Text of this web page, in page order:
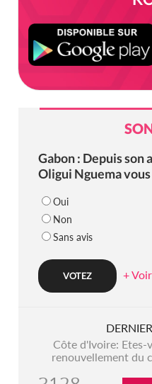
Gabon : Depuis son
Oligui Nguema
Oui
Non
Sans avis
+
Côte d'Ivoire: Etes-
renouvellement du